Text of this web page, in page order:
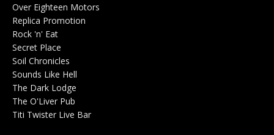
Over Eighteen Motors
Replica Promotion
Rock 'n' Eat
Secret Place
Soil Chronicles
Sounds Like Hell
The Dark Lodge
The O'Liver Pub
Titi Twister Live Bar